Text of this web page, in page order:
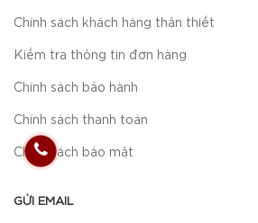
Chính sách khách hàng thân thiết
Kiểm tra thông tin đơn hàng
Chính sách bảo hành
Chính sách thanh toán
Chính sách bảo mật
GỬI EMAIL